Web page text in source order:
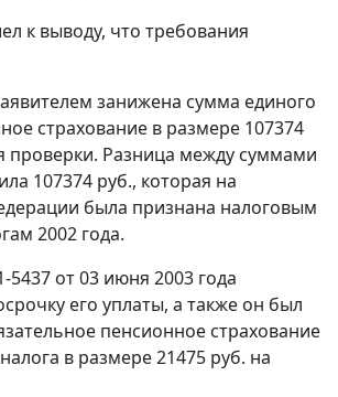
к выводу, что требования
занижена сумма единого
страхование в размере 107374
проверки. Разница между суммами
107374 руб., которая на
была признана налоговым
2002 года.
от 03 июня 2003 года
его уплаты, а также он был
пенсионное страхование
в размере 21475 руб. на